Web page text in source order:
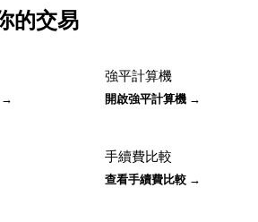
的交易
→
強平計算機
開啟強平計算機 →
手續費比較
查看手續費比較 →